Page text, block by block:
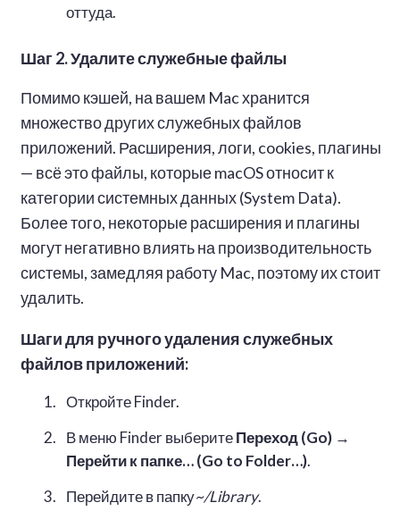
оттуда.
Шаг 2. Удалите служебные файлы
Помимо кэшей, на вашем Mac хранится
множество других служебных файлов
приложений. Расширения, логи, cookies, плагины
— всё это файлы, которые macOS относит к
категории системных данных (System Data).
Более того, некоторые расширения и плагины
могут негативно влиять на производительность
системы, замедляя работу Mac, поэтому их стоит
удалить.
Шаги для ручного удаления служебных
файлов приложений:
Откройте Finder.
В меню Finder выберитеПереход (Go) →
Перейти к папке… (Go to Folder…).
Перейдите в папку~/Library.